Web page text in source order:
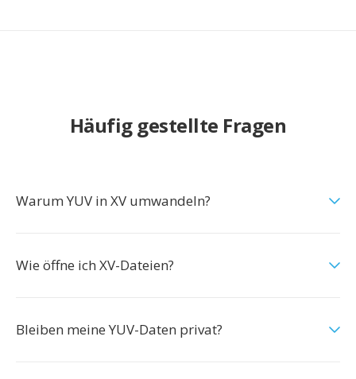
Häufig gestellte Fragen
Warum YUV in XV umwandeln?
Wie öffne ich XV-Dateien?
Bleiben meine YUV-Daten privat?